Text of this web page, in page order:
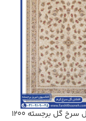
فرش افشان گل سرخ گل برجسته 1200